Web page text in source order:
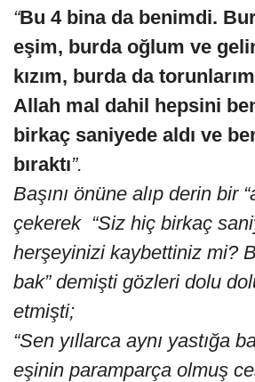
“Bu 4 bina da benimdi.
eşim, burda oğlum ve
kızım, burda da
Allah mal dahil hepsini
birkaç saniyede aldı ve
bıraktı”.
Başını önüne alıp derin bir
çekerek “Siz hiç birkaç
herşeyinizi kaybettiniz mi?
bak” demişti gözleri dolu
etmişti;
“Sen yıllarca aynı yastığa
eşinin paramparça olmuş